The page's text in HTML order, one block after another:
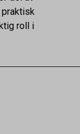
praktisk
roll i